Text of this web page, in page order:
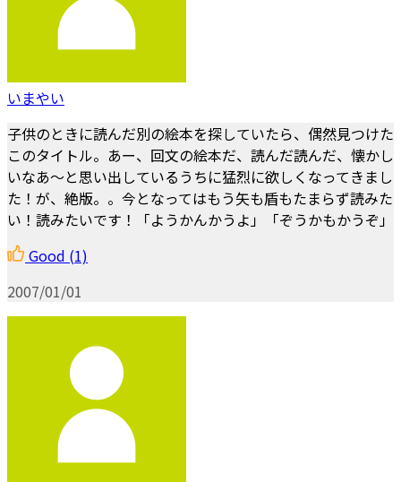
いまやい
子供のときに読んだ別の絵本を探していたら、偶然見つけた
このタイトル。あー、回文の絵本だ、読んだ読んだ、懐かし
いなあ〜と思い出しているうちに猛烈に欲しくなってきまし
た！が、絶版。。今となってはもう矢も盾もたまらず読みた
い！読みたいです！「ようかんかうよ」「ぞうかもかうぞ」
Good (1)
2007/01/01